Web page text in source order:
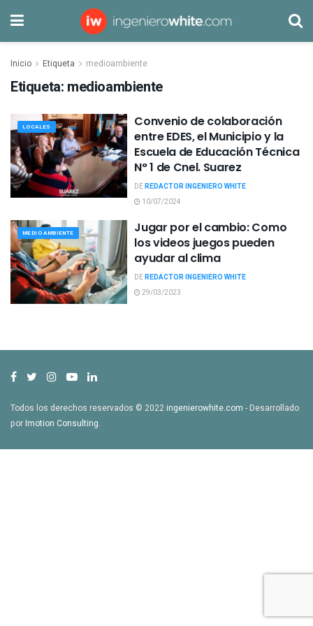
Inicio Etiqueta medioambiente
Etiqueta: medioambiente
LOCALES
Convenio de colaboración
entre EDES, el Municipio y la
Escuela de Educación Técnica
N° 1 de Cnel. Suarez
DEREDACTOR INGENIERO WHITE
10/07/2024
MEDIO AMBIENTE
Jugar por el cambio: Como
los videos juegos pueden
ayudar al clima
DEREDACTOR INGENIERO WHITE
29/03/2023
Todos los derechos reservados © 2022ingenierowhite.com - Desarrollado
porImotion Consulting.